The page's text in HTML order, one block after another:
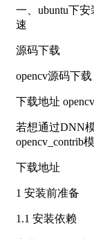
一、ubuntu下
速
源码下载
opencv源码下载
下载地址
若想通过DNN
opencv_contrib
下载地址
1 安装前准备
1.1 安装依赖